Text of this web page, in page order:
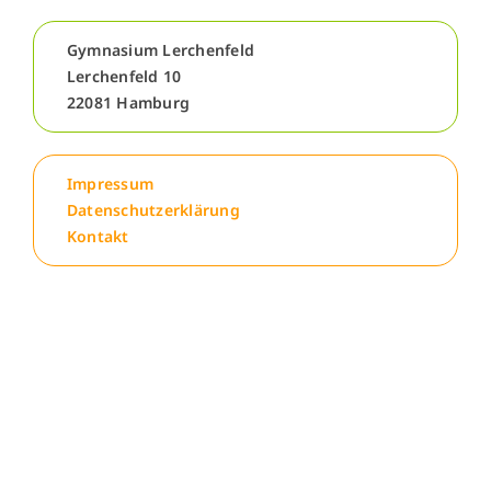
Menschen
Lernen
Besonderheiten
Schulleben
Gymnasium Lerchenfeld
Lerchenfeld 10
22081 Hamburg
Impressum
Datenschutzerklärung
Kontakt